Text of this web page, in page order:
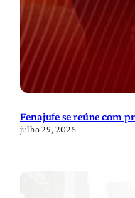
Fenajufe se reúne com
julho 29, 2026